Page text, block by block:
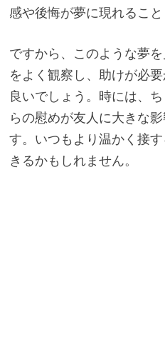
感や後悔が夢に現れること
ですから、このような夢
をよく観察し、助けが必
良いでしょう。時には、
らの慰めが友人に大きな
す。いつもより温かく接
きるかもしれません。